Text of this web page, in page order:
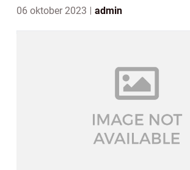
06 oktober 2023 admin